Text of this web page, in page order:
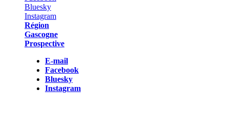
Région
Gascogne
Prospective
E-mail
Facebook
Bluesky
Instagram